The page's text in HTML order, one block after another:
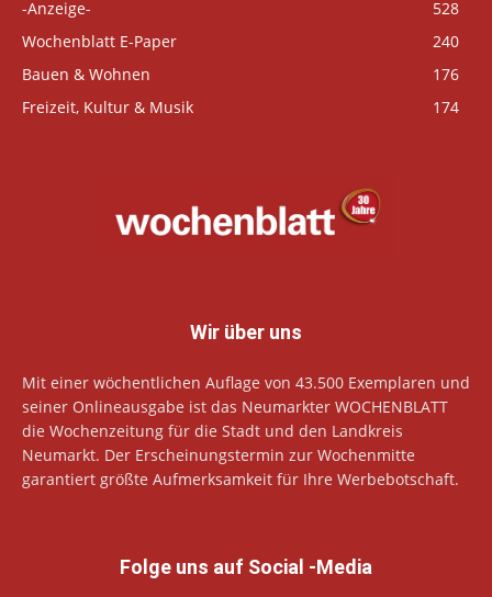
-Anzeige-
528
Wochenblatt E-Paper
240
Bauen & Wohnen
176
Freizeit, Kultur & Musik
174
Wir über uns
Mit einer wöchentlichen Auflage von 43.500 Exemplaren und
seiner Onlineausgabe ist das Neumarkter WOCHENBLATT
die Wochenzeitung für die Stadt und den Landkreis
Neumarkt. Der Erscheinungstermin zur Wochenmitte
garantiert größte Aufmerksamkeit für Ihre Werbebotschaft.
Folge uns auf Social -Media